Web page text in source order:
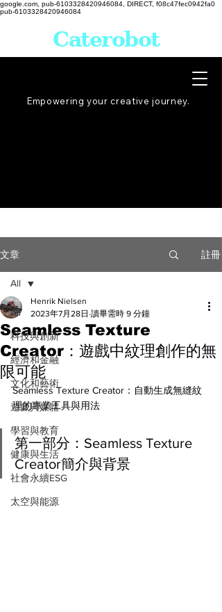
google.com, pub-6103328420946084, DIRECT, f08c47fec0942fa0
pub-6103328420946084
Empowering your creative journey.
Caterobot
文章 註冊
All
科技與創新
經濟和金融
文化和藝術
遊戲與媒體
學習與教育
健康與生活
社會永續ESG
太空與能源
All
Seamless Texture
Creator：遊戲中紋理創作的無
限可能
Henrik Nielsen
2023年7月28日 讀畢需時 9 分鐘
Seamless Texture Creator：自動生成無縫紋
理的專業工具與用法
第一部分：Seamless Texture
Creator簡介與背景